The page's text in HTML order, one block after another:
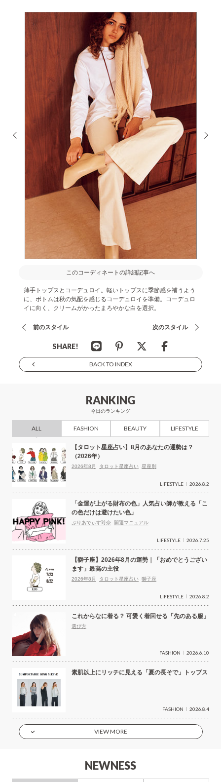
このコーディネートの詳細記事へ
薄手トップスとコーデュロイ。軽いトップスに季節感を補うよう
に、ボトムは秋の気配を感じるコーデュロイを準備。コーデュロ
イに向く、クリームがかったまろやかな白を選択。
前のスタイル 次のスタイル
SHARE!
BACK TO INDEX
RANKING
今日のランキング
ALL FASHION BEAUTY LIFESTYLE
【タロット星座占い】8月のあなたの運勢は？
（2026年）
2026年8月 タロット星座占い 星座別
LIFESTYLE 2026.8.2
「金運が上がる財布の色」人気占い師が教える「こ
の色だけは避けたい色」
ぷりあでぃす玲奈 開運マニュアル
LIFESTYLE 2026.7.25
【獅子座】2026年8月の運勢｜「おめでとうござい
ます」最高の主役
2026年8月 タロット星座占い 獅子座
LIFESTYLE 2026.8.2
これからなに着る？ 可愛く着回せる「先のある服」
選び方
FASHION 2026.6.10
素肌以上にリッチに見える「夏の長そで」トップス
FASHION 2026.8.4
VIEW MORE
NEWNESS